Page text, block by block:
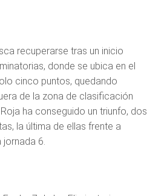
recuperarse tras un inicio
donde se ubica en el
cinco puntos, quedando
de la zona de clasificación
ha conseguido un triunfo, dos
la última de ellas frente a
jornada 6.